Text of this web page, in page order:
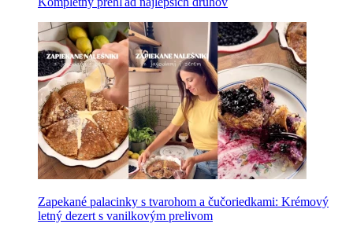
Zapekané palacinky s tvarohom a čučoriedkami: Krémový
letný dezert s vanilkovým prelivom